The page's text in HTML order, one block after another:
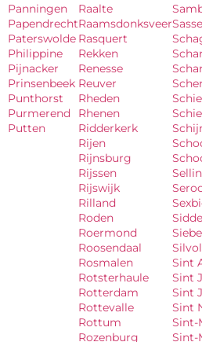
Panningen
Papendrecht
Paterswolde
Philippine
Pijnacker
Prinsenbeek
Punthorst
Purmerend
Putten
Raalte
Raamsdonksveer
Rasquert
Rekken
Renesse
Reuver
Rheden
Rhenen
Ridderkerk
Rijen
Rijnsburg
Rijssen
Rijswijk
Rilland
Roden
Roermond
Roosendaal
Rosmalen
Rotsterhaule
Rotterdam
Rottevalle
Rottum
Rozenburg
Sint
Sint
Sint
Sint
Sint-
Sint-